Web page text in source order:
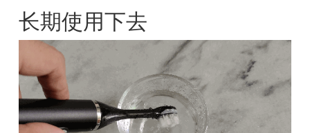
长期使用下去